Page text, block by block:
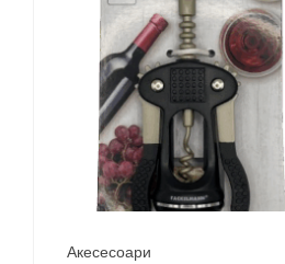
Акесесоари